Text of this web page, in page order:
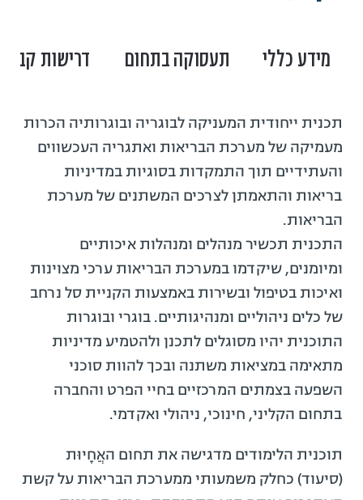
מידע כללי תעסוקה בתחום דרישות קבלה
תכנית ייחודית המעניקה לבוגריה ובוגרותיה הכרות
מעמיקה של מערכת הבריאות ואתגריה העכשווים
והעתידיים תוך התמקדות בסוגיות במדיניות
בריאות והתאמתן לצרכים המשתנים של מערכת
הבריאות.
התכנית תכשיר מנהלים ומנהלות איכותיים
ומיומנים, שיקדמו במערכת הבריאות ערכי מצוינות
ואיכות בטיפול ובשירות באמצעות הקניית סל נרחב
של כלים ניהוליים ומנהיגותיים. בוגרי ובוגרות
התוכנית יהיו מסוגלים לתכנן ולהטמיע מדיניות
מתאימה במציאות משתנה ובכך להוות סוכני
השפעה בצמתים המרכזיים בחיי הפרט והחברה
בתחום הקליני, חינוכי, ניהולי ואקדמי.
תוכנית הלימודים מדגישה את תחום האֲחָיוּת
(סיעוד) כחלק משמעותי ממערכת הבריאות על קשת